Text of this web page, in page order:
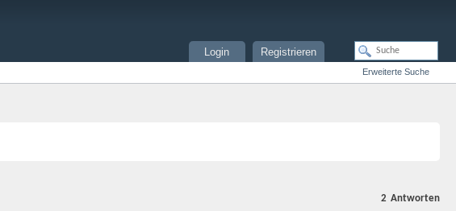
Registrieren
Login
Erweiterte Suche
2 Antworten